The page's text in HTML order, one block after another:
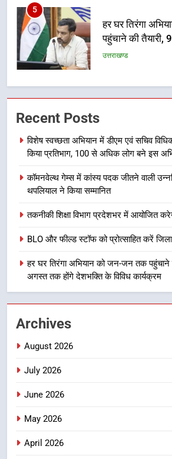
होंगे देशभक्ति के
उत्तराखण्ड
6
7
मुख्यमंत्री ने तीलू
कार्यकत्री
सम्मानित
उत्तराखण्ड
8
खेल महाकुंभ 2026ः
न्याय पंचायत से
प्रतिभा का प्रदर्शन
उत्तराखण्ड
2
Recent Posts
विशेष स्वच्छता अभियान में डीएम एवं सचिव
किया प्रतिभाग, 100 से अधिक लोग बने इस
कॉमनवेल्थ गेम्स में कांस्य पदक जीतने वाली
थपलियाल ने किया सम्मानित
तकनीकी शिक्षा विभाग प्रदेशभर में आयोजित
BLO और फील्ड स्टॉफ को प्रोत्साहित करें
हर घर तिरंगा अभियान को जन-जन तक पहुंचाने
अगस्त तक होंगे देशभक्ति के विविध कार्यक्रम
Archives
August 2026
July 2026
June 2026
May 2026
April 2026